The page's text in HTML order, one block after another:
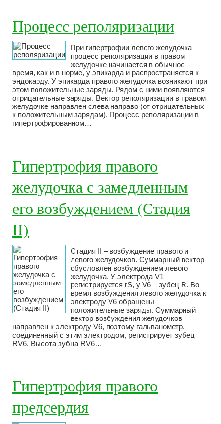
Процесс реполяризации
При гипертрофии левого желудочка
процесс реполяризации в правом
желудочке начинается в обычное
время, как и в норме, у эпикарда и распространяется к
эндокарду. У эпикарда правого желудочка возникают при
этом положительные заряды. Рядом с ними появляются
отрицательные заряды. Вектор реполяризации в правом
желудочке направлен слева направо (от отрицательных
к положительным зарядам). Процесс реполяризации в
гипертрофированном…
Гипертрофия правого
желудочка с замедленным
его возбуждением (Стадия
II)
Стадия II – возбуждение правого и
левого желудочков. Суммарный вектор
обусловлен возбуждением левого
желудочка. У электрода V1
регистрируется rS, у V6 – зубец R. Во
время возбуждения левого желудочка к
электроду V6 обращены
положительные заряды. Суммарный
вектор возбуждения желудочков
направлен к электроду V6, поэтому гальванометр,
соединенный с этим электродом, регистрирует зубец
RV6. Высота зубца RV6…
Гипертрофия правого
предсердия